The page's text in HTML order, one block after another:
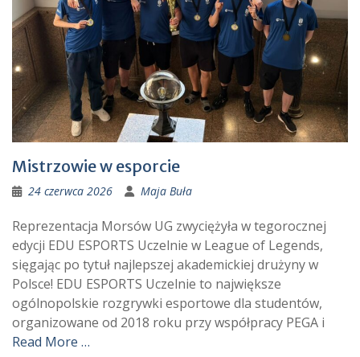
Mistrzowie w esporcie
24 czerwca 2026 Maja Buła
Reprezentacja Morsów UG zwyciężyła w tegorocznej
edycji EDU ESPORTS Uczelnie w League of Legends,
sięgając po tytuł najlepszej akademickiej drużyny w
Polsce! EDU ESPORTS Uczelnie to największe
ogólnopolskie rozgrywki esportowe dla studentów,
organizowane od 2018 roku przy współpracy PEGA i
Read More …